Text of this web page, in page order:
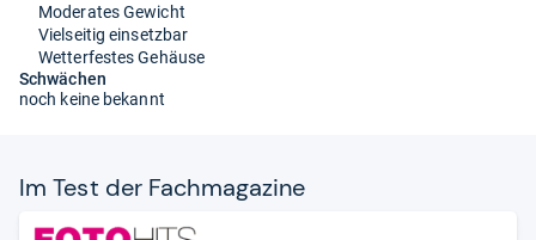
Moderates Gewicht
Vielseitig einsetzbar
Wetterfestes Gehäuse
Schwächen
noch keine bekannt
Im Test der Fach­ma­ga­zine